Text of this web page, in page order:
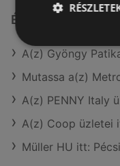
Érdeklődésre
A(z) Gyöngy
Mutassa a(z)
A(z) PENNY Italy
A(z) Coop üzletei
Müller HU itt: Pécsi